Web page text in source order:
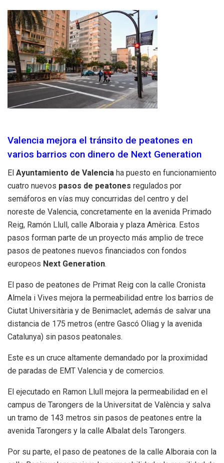
Valencia mejora el tránsito de peatones en
varios barrios con dinero de Next Generation
El Ayuntamiento de Valencia ha puesto en funcionamiento
cuatro nuevos pasos de peatones regulados por
semáforos en vías muy concurridas del centro y del
noreste de Valencia, concretamente en la avenida Primado
Reig, Ramón Llull, calle Alboraia y plaza Amèrica. Estos
pasos forman parte de un proyecto más amplio de trece
pasos de peatones nuevos financiados con fondos
europeos Next Generation.
El paso de peatones de Primat Reig con la calle Cronista
Almela i Vives mejora la permeabilidad entre los barrios de
Ciutat Universitària y de Benimaclet, además de salvar una
distancia de 175 metros (entre Gascó Oliag y la avenida
Catalunya) sin pasos peatonales.
Este es un cruce altamente demandado por la proximidad
de paradas de EMT Valencia y de comercios.
El ejecutado en Ramon Llull mejora la permeabilidad en el
campus de Tarongers de la Universitat de València y salva
un tramo de 143 metros sin pasos de peatones entre la
avenida Tarongers y la calle Albalat dels Tarongers.
Por su parte, el paso de peatones de la calle Alboraia con la